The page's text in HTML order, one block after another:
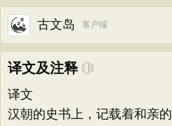
古文岛 客户端
译文及注释
译文
汉朝的史书上，记载着和亲的